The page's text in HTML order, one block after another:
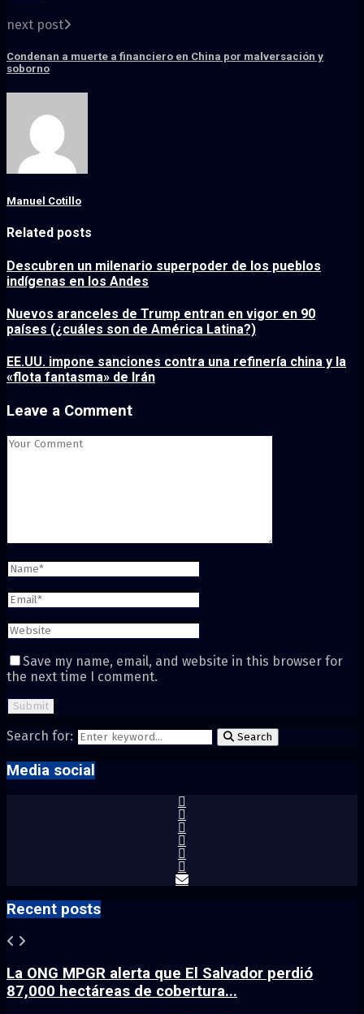
next post
Condenan a muerte a financiero en China por malversación y
soborno
Manuel Cotillo
Related posts
Descubren un milenario superpoder de los pueblos
indígenas en los Andes
Nuevos aranceles de Trump entran en vigor en 90
países (¿cuáles son de América Latina?)
EE.UU. impone sanciones contra una refinería china y la
«flota fantasma» de Irán
Leave a Comment
Save my name, email, and website in this browser for
the next time I comment.
Search for: Search
Media social
Recent posts
La ONG MPGR alerta que El Salvador perdió
87,000 hectáreas de cobertura...